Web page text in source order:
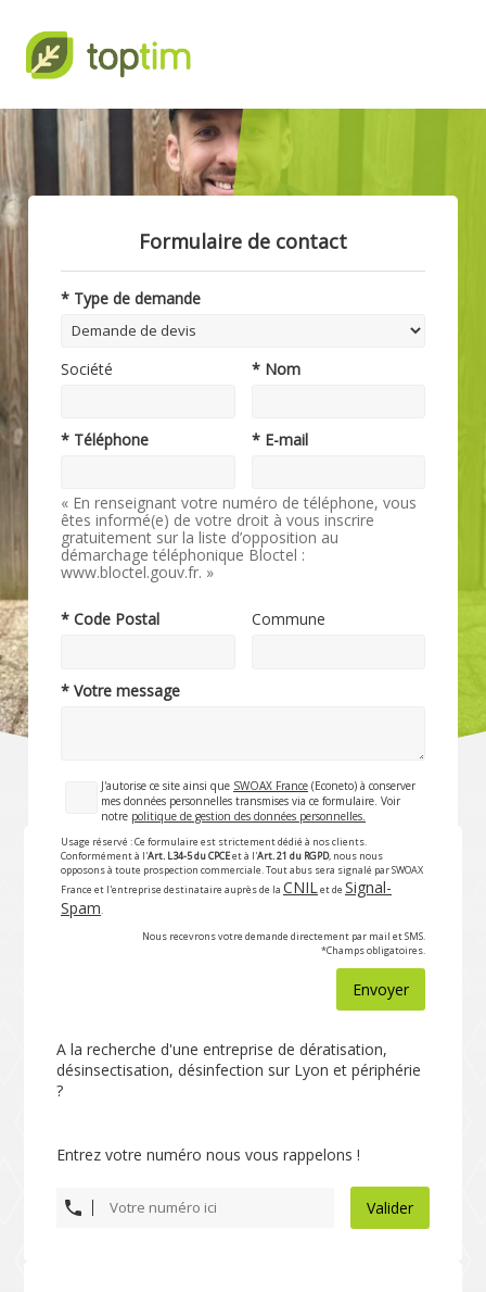
Formulaire de contact
* Type de demande
Société * Nom
* Téléphone * E-mail
« En renseignant votre numéro de téléphone, vous
êtes informé(e) de votre droit à vous inscrire
gratuitement sur la liste d’opposition au
démarchage téléphonique Bloctel :
www.bloctel.gouv.fr. »
* Code Postal Commune
* Votre message
J'autorise ce site ainsi que SWOAX France (Econeto) à conserver
mes données personnelles transmises via ce formulaire. Voir
notre politique de gestion des données personnelles.
Usage réservé : Ce formulaire est strictement dédié à nos clients.
Conformément à l'Art. L34-5 du CPCEet à l'Art. 21 du RGPD, nous nous
opposons à toute prospection commerciale. Tout abus sera signalé par SWOAX
France et l'entreprise destinataire auprès de la CNILet de Signal-
Spam.
Nous recevrons votre demande directement par mail et SMS.
*Champs obligatoires.
Envoyer
A la recherche d'une entreprise de dératisation,
désinsectisation, désinfection sur Lyon et périphérie
?
Entrez votre numéro nous vous rappelons !
Valider